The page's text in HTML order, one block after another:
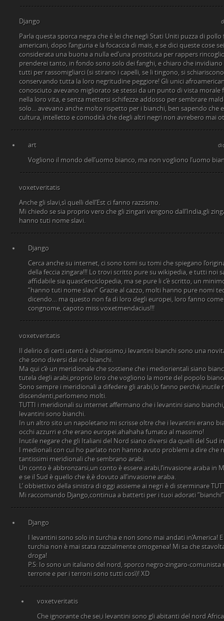
Django
Parla questa sporca negra che è lei che negli Stati Uniti puzza di
americani, dopo l’anguria e la focaccia di mais, e se dici queste cose
considerata una buona a nulla ed’una prostituta per rappers
prenderei tanto, in fondo sono solo dei fanghi, e chiaro che
tutti per rassomigliarci (si stirano i capelli, se li tingono, si schiariscono
conservando tutta la loro negritudine peggiore! Gli unici
conosciuto avevano migliorato se stessi da un punto di vista morale
nella loro vita, e senza mettersi schifezze addosso per sembrare
solo… avevano anche molto rispetto per i bianchi, ben sapendo che
cultura, intelletto e comodità che degli altri negri non avrebero mai
art
Vogliono il mondo dell’uomo bianco, ma non vogliono l’uomo
voxetveritatis
Anche gli slavi,sì quelli dell’Est ci fanno razzismo.
Mi chiedo se sia proprio vero che gli zingari vengono dall’India,gli
hanno tuti nome slavi.
Django
Cerca anche su internet, ci sono tomi su tomi che spiegano
della feccia zingara!!! Lo trovi scritto pure su wikipedia, e tutti noi
affidabile sia quast’enciclopedia, ma se pure li c’è scritto, un
“hanno tuti nome slavi” Grazie al cazzo, molti hanno pure nomi
dicendo… ma questo non fa di loro degli europei, loro fanno
congnome, capoto miss voxetmendacius!!!
voxetveritatis
Il delirio di certi utenti è chiarissimo,i levantini bianchi sono una
che sono diversi dai noi bianchi.
Ma qui c’è un meridionale che sostiene che i mediorientali siano
tutela degli arabi,proprio loro che vogliono la morte del popolo
Sono sempre i meridionali a difedere gli arabi,lo fanno perché,inutile
discendenti,perlomeno molti.
TUTTI i meridionali su internet affermano che i levantini siano
levantini sono bianchi.
In un altro sito un napoletano mi scrisse oltre che i levantini erano
occhi azzurri e che erano europei.ahahaha fumato al massimo!
Inutile negare che gli Italiani del Nord siano diversi da quelli del Sud
I medionali con cui ho parlato non hanno avuto problemi a dire che
tantissimi meridionali che sembrano arabi.
Un conto è abbronzarsi,un conto è essere arabi,l’invasione araba in
e se il Sud è quello che è,è dovuto all’invasione araba.
L’ obbiettivo della sinistra di oggi assieme ai negri è di sterminare
Mi raccomando Django,continua a batterti per i tuoi adorati
Django
I levantini sono solo in turchia e non sono mai andati in’America!
turchia non è mai stata razzialmente omogenea! Mi sa che
droga!
P.S: Io sono un italiano del nord, sporco negro-zingaro-
terrone e per i terroni sono tutti così)! XD
voxetveritatis
Che ignorante che sei,i levantini sono gli abitanti del nord